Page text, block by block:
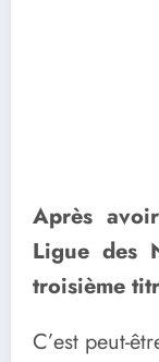
Après
Ligue des
troisième
C’est peut-